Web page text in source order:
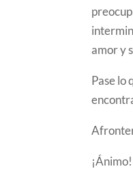
amor y
Pase lo
¡Ánimo!